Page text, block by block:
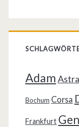
AdamAstra
Bochum Corsa
Frankfurt